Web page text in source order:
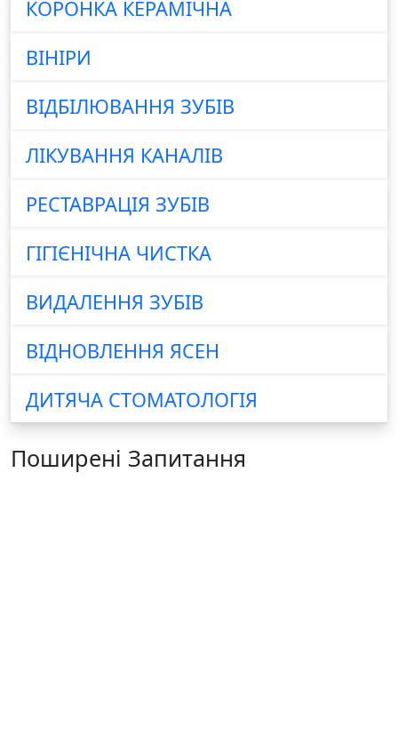
КОРОНКА КЕРАМІЧНА
ВІНІРИ
ВІДБІЛЮВАННЯ ЗУБІВ
ЛІКУВАННЯ КАНАЛІВ
РЕСТАВРАЦІЯ ЗУБІВ
ГІГІЄНІЧНА ЧИСТКА
ВИДАЛЕННЯ ЗУБІВ
ВІДНОВЛЕННЯ ЯСЕН
ДИТЯЧА СТОМАТОЛОГІЯ
Поширені Запитання